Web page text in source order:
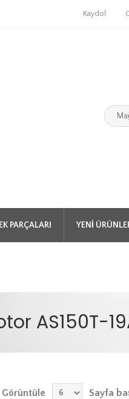
Kaydol
PARÇALARI YENI
AS150T-
Görüntüle Sayfa